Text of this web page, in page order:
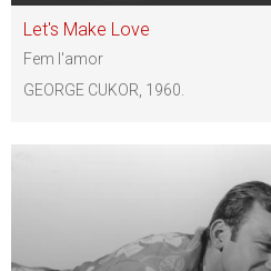
Let's Make Love
Fem l'amor
GEORGE CUKOR, 1960.